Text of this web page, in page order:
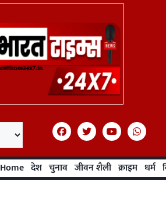
Home देश चुनाव जीवन शैली क्राइम धर्म